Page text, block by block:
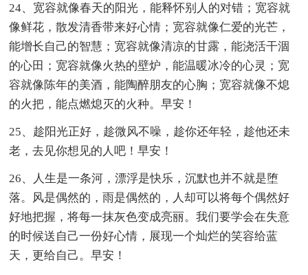
24、宽容就像春天的阳光，能释怀别人的对错；宽容就
像鲜花，散发清香带来好心情；宽容就像仁爱的光芒，
能增长自己的智慧；宽容就像清凉的甘露，能浇活干涸
的心田；宽容就像火热的壁炉，能温暖冰冷的心灵；宽
容就像陈年的美酒，能陶醉朋友的心胸；宽容就像不熄
的火把，能点燃熄灭的火种。早安！
25、趁阳光正好，趁微风不噪，趁你还年轻，趁他还未
老，去见你想见的人吧！早安！
26、人生是一条河，漂浮是快乐，沉默也并不就是堕
落。风是偶然的，雨是偶然的，人却可以将每个偶然好
好地把握，将每一抹灰色变成亮丽。我们要学会在失意
的时候送自己一份好心情，展现一个灿烂的笑容给蓝
天，更给自己。早安！